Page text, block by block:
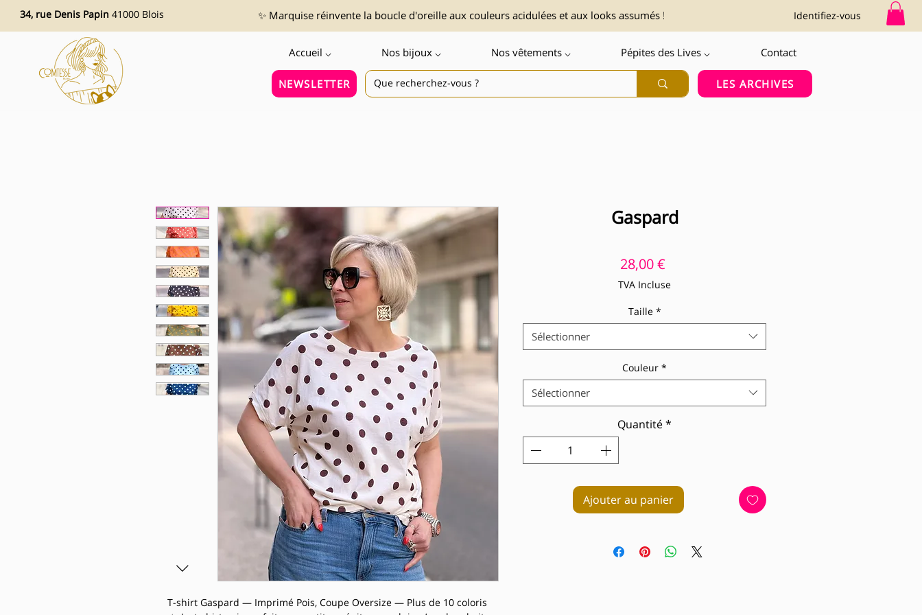
34, rue Denis Papin 41000 Blois ✨ Marquise réinvente la boucle d'oreille aux couleurs acidulées et aux looks assumés ! Identifiez-vous
Accueil ⌵ Nos bijoux ⌵ Nos vêtements ⌵ Pépites des Lives ⌵ Contact
NEWSLETTER LES ARCHIVES
T-shirt Gaspard — Imprimé Pois, Coupe Oversize — Plus de 10 coloris
Gaspard
28,00 €Prix
TVA Incluse
Taille *
Sélectionner
Couleur *
Sélectionner
Quantité*
Ajouter au panier